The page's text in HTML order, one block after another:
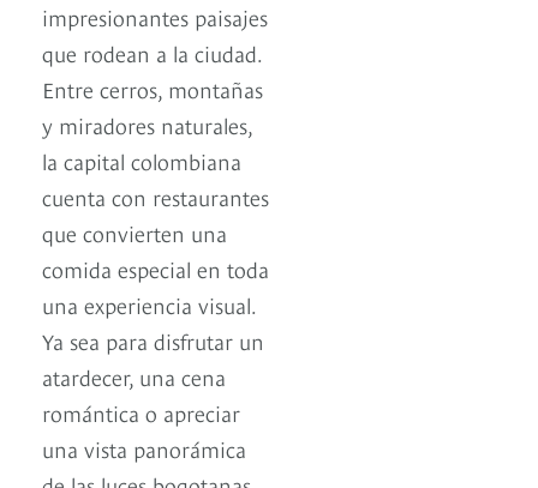
impresionantes paisajes
que rodean a la ciudad.
Entre cerros, montañas
y miradores naturales,
la capital colombiana
cuenta con restaurantes
que convierten una
comida especial en toda
una experiencia visual.
Ya sea para disfrutar un
atardecer, una cena
romántica o apreciar
una vista panorámica